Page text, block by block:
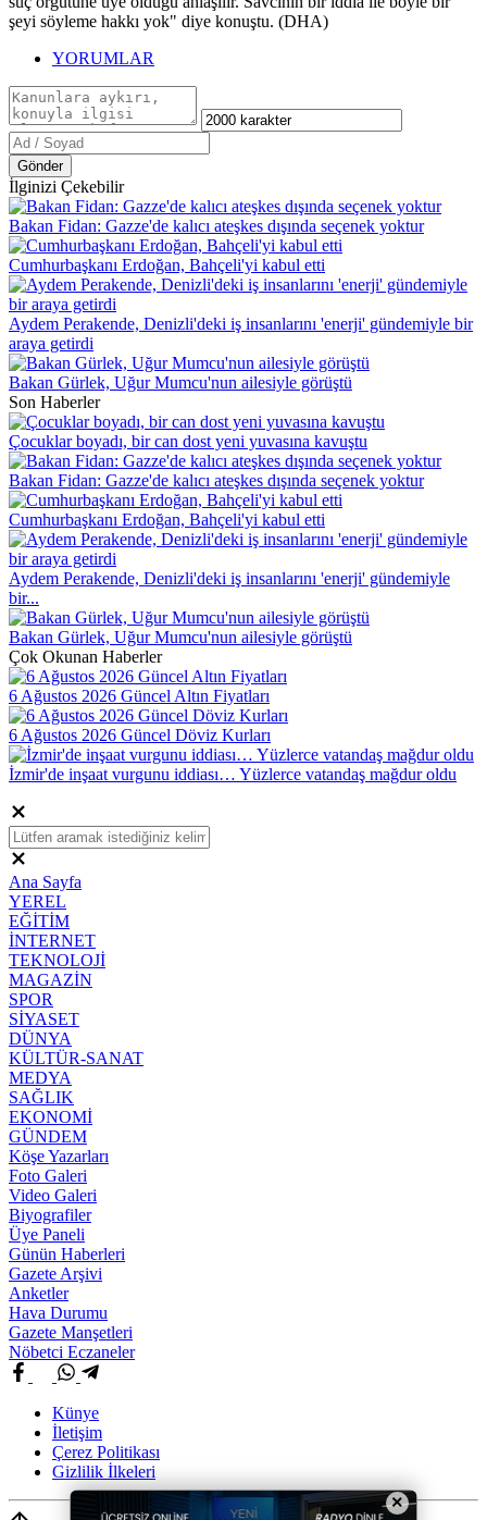
şeyi söyleme hakkı yok" diye konuştu. (DHA)
YORUMLAR
Gönder
İlginizi Çekebilir
Bakan Fidan: Gazze'de kalıcı ateşkes dışında seçenek yoktur
Cumhurbaşkanı Erdoğan, Bahçeli'yi kabul etti
Aydem Perakende, Denizli'deki iş insanlarını 'enerji' gündemiyle bir
araya getirdi
Bakan Gürlek, Uğur Mumcu'nun ailesiyle görüştü
Son Haberler
Çocuklar boyadı, bir can dost yeni yuvasına kavuştu
Bakan Fidan: Gazze'de kalıcı ateşkes dışında seçenek yoktur
Cumhurbaşkanı Erdoğan, Bahçeli'yi kabul etti
Aydem Perakende, Denizli'deki iş insanlarını 'enerji' gündemiyle
bir...
Bakan Gürlek, Uğur Mumcu'nun ailesiyle görüştü
Çok Okunan Haberler
6 Ağustos 2026 Güncel Altın Fiyatları
6 Ağustos 2026 Güncel Döviz Kurları
İzmir'de inşaat vurgunu iddiası… Yüzlerce vatandaş mağdur oldu
Ana Sayfa
YEREL
EĞİTİM
İNTERNET
TEKNOLOJİ
MAGAZİN
SPOR
SİYASET
DÜNYA
KÜLTÜR-SANAT
MEDYA
SAĞLIK
EKONOMİ
GÜNDEM
Köşe Yazarları
Foto Galeri
Video Galeri
Biyografiler
Üye Paneli
Günün Haberleri
Gazete Arşivi
Anketler
Hava Durumu
Gazete Manşetleri
Nöbetci Eczaneler
Künye
İletişim
Çerez Politikası
Gizlilik İlkeleri
×